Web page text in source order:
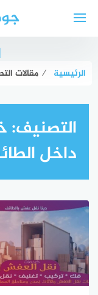
الرئيسية ⁄ مقالات
التصنيف:
داخل